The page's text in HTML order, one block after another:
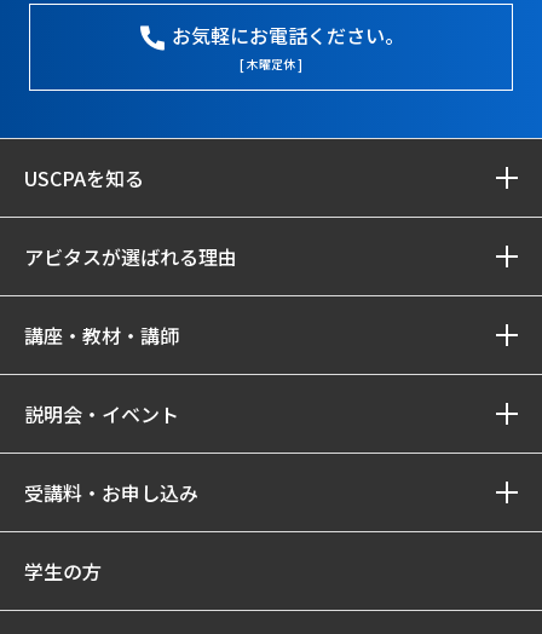
お気軽にお電話ください。
[ 木曜定休 ]
USCPAを知る
アビタスが選ばれる理由
講座・教材・講師
説明会・イベント
受講料・お申し込み
学生の方